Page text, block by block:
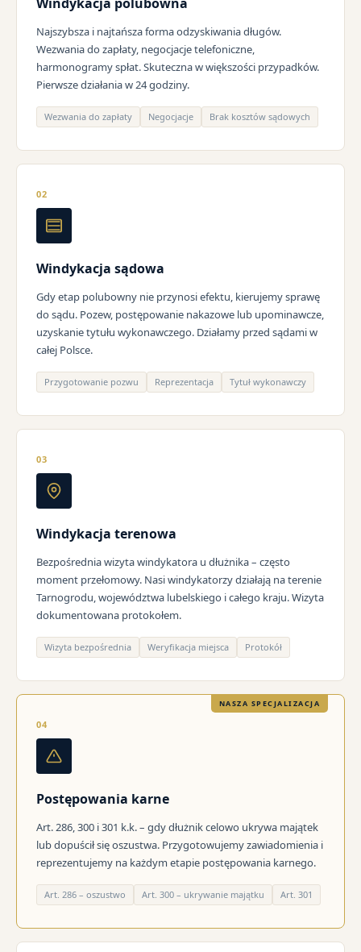
Najszybsza i najtańsza forma odzyskiwania długów.
Wezwania do zapłaty, negocjacje telefoniczne,
harmonogramy spłat. Skuteczna w większości przypadków.
Pierwsze działania w 24 godziny.
Wezwania do zapłaty Negocjacje Brak kosztów sądowych
02
Windykacja sądowa
Gdy etap polubowny nie przynosi efektu, kierujemy sprawę
do sądu. Pozew, postępowanie nakazowe lub upominawcze,
uzyskanie tytułu wykonawczego. Działamy przed sądami w
całej Polsce.
Przygotowanie pozwu Reprezentacja Tytuł wykonawczy
03
Windykacja terenowa
Bezpośrednia wizyta windykatora u dłużnika – często
moment przełomowy. Nasi windykatorzy działają na terenie
Tarnogrodu, województwa lubelskiego i całego kraju. Wizyta
dokumentowana protokołem.
Wizyta bezpośrednia Weryfikacja miejsca Protokół
NASZA SPECJALIZACJA
04
Postępowania karne
Art. 286, 300 i 301 k.k. – gdy dłużnik celowo ukrywa majątek
lub dopuścił się oszustwa. Przygotowujemy zawiadomienia i
reprezentujemy na każdym etapie postępowania karnego.
Art. 286 – oszustwo Art. 300 – ukrywanie majątku Art. 301